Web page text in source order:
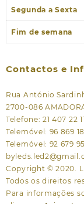
Segunda a Sexta
Fim de semana
Contactos e
Rua António
2700-086
Telefone: 21 407 22 11
Telemóvel: 96 869
Telemóvel: 92 679
Copyright © 2020.
Todos os direitos
Para informações